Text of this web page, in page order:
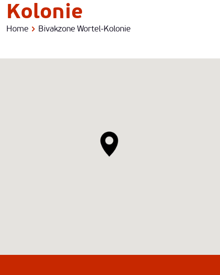
Kolonie
Home Bivakzone Wortel-Kolonie